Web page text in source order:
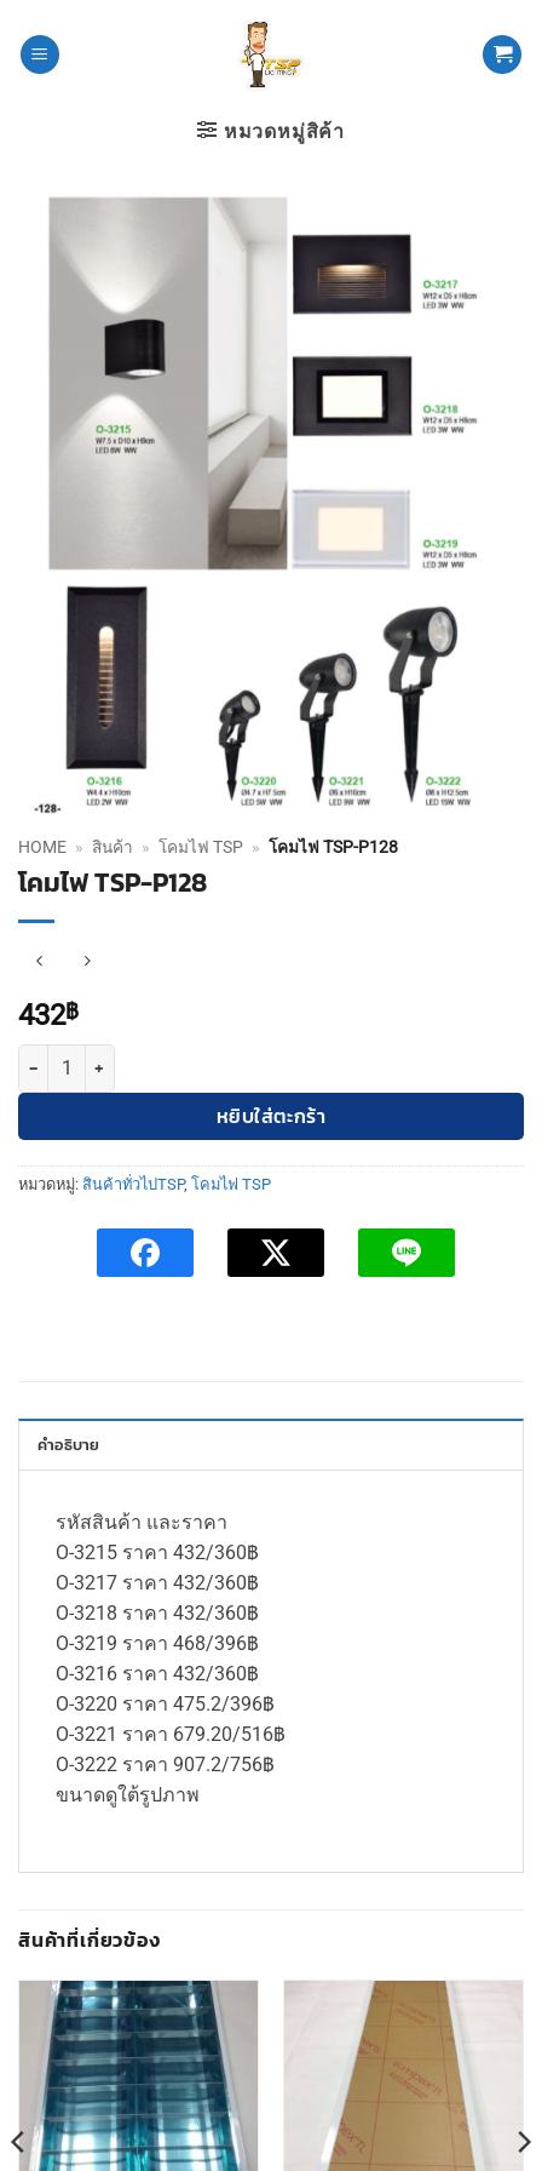
หมวดหมู่สิค้า
HOME » สินค้า » โคมไฟ TSP » โคมไฟ TSP-P128
โคมไฟ TSP-P128
432฿
จำนวน โคมไฟ TSP-P128 ชิ้น
หยิบใส่ตะกร้า
หมวดหมู่: สินค้าทั่วไปTSP, โคมไฟ TSP
คำอธิบาย
รหัสสินค้า และราคา
O-3215 ราคา 432/360฿
O-3217 ราคา 432/360฿
O-3218 ราคา 432/360฿
O-3219 ราคา 468/396฿
O-3216 ราคา 432/360฿
O-3220 ราคา 475.2/396฿
O-3221 ราคา 679.20/516฿
O-3222 ราคา 907.2/756฿
ขนาดดูใต้รูปภาพ
สินค้าที่เกี่ยวข้อง